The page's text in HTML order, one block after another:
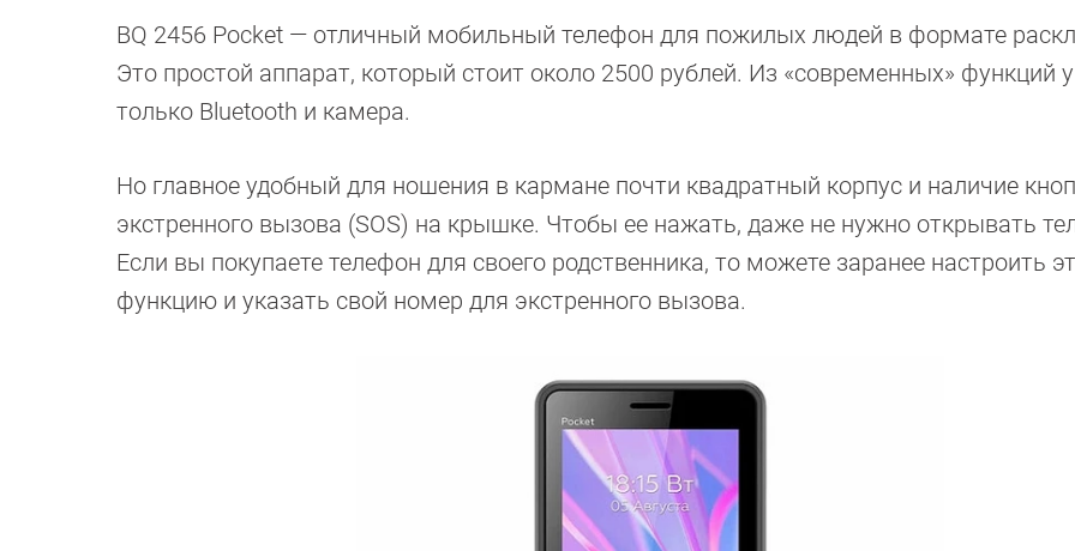
BQ 2456 Pocket — отличный мобильный телефон для пожилых людей в формате
Это простой аппарат, который стоит около 2500 рублей. Из «современных» функций
только Bluetooth и камера.
Но главное удобный для ношения в кармане почти квадратный корпус и наличие
экстренного вызова (SOS) на крышке. Чтобы ее нажать, даже не нужно открывать
Если вы покупаете телефон для своего родственника, то можете заранее настроить
функцию и указать свой номер для экстренного вызова.